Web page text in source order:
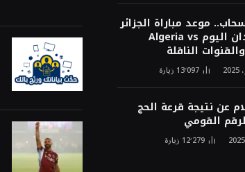
موعد مباراة الجزائر
والسودان اليوم Algeria vs
13٬097 زيارة
عن نتيجة قرعة الحج
12٬279 زيارة